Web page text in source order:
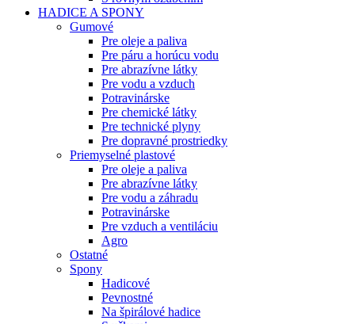
HADICE A SPONY
Gumové
Pre oleje a paliva
Pre páru a horúcu vodu
Pre abrazívne látky
Pre vodu a vzduch
Potravinárske
Pre chemické látky
Pre technické plyny
Pre dopravné prostriedky
Priemyselné plastové
Pre oleje a paliva
Pre abrazívne látky
Pre vodu a záhradu
Potravinárske
Pre vzduch a ventiláciu
Agro
Ostatné
Spony
Hadicové
Pevnostné
Na špirálové hadice